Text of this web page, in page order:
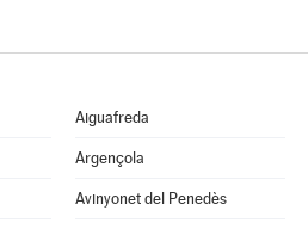
Aiguafreda
Argençola
Avinyonet del Penedès